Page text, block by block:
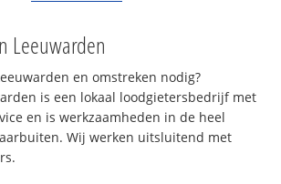
Leeuwarden
en omstreken nodig?
is een lokaal loodgietersbedrijf met
en is werkzaamheden in de heel
Wij werken uitsluitend met